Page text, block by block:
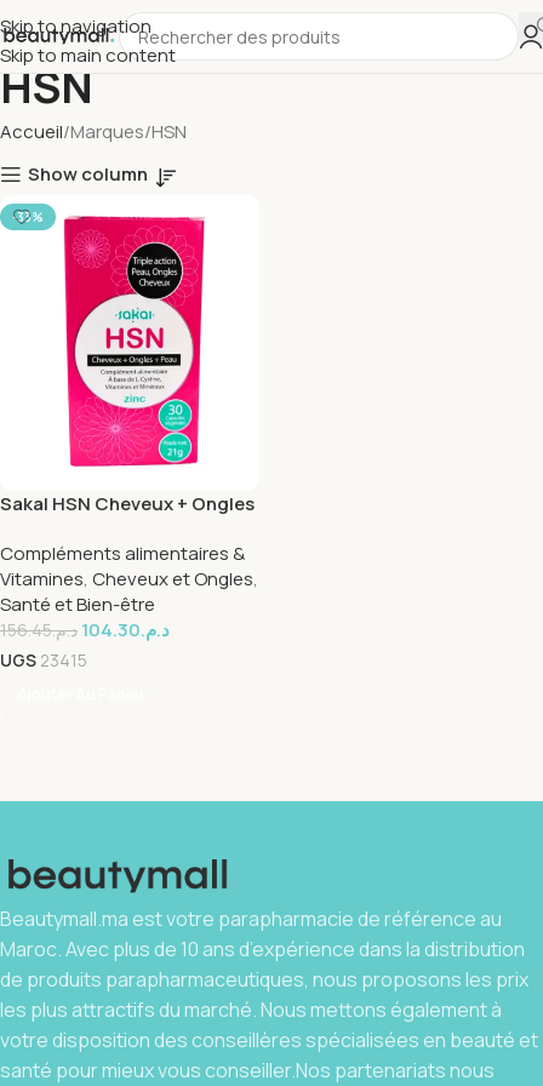
Skip to navigation
Skip to main content
HSN
Accueil Marques HSN
Show column
-33%
Sakal HSN Cheveux + Ongles
Compléments alimentaires &
Vitamines, Cheveux et Ongles,
Santé et Bien-être
د.م.156.45 د.م.104.30
UGS 23415
Beautymall.ma est votre parapharmacie de référence au
Maroc. Avec plus de 10 ans d’expérience dans la distribution
de produits parapharmaceutiques, nous proposons les prix
les plus attractifs du marché. Nous mettons également à
votre disposition des conseillères spécialisées en beauté et
santé pour mieux vous conseiller.Nos partenariats nous